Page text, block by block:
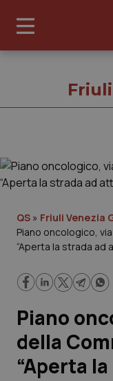
Governo e
Regioni e Asl
Lavoro e
Scienza e
QS » Friuli Venezia
Piano oncologico,
“Aperta la strada ad
Piano
della
“Aperta